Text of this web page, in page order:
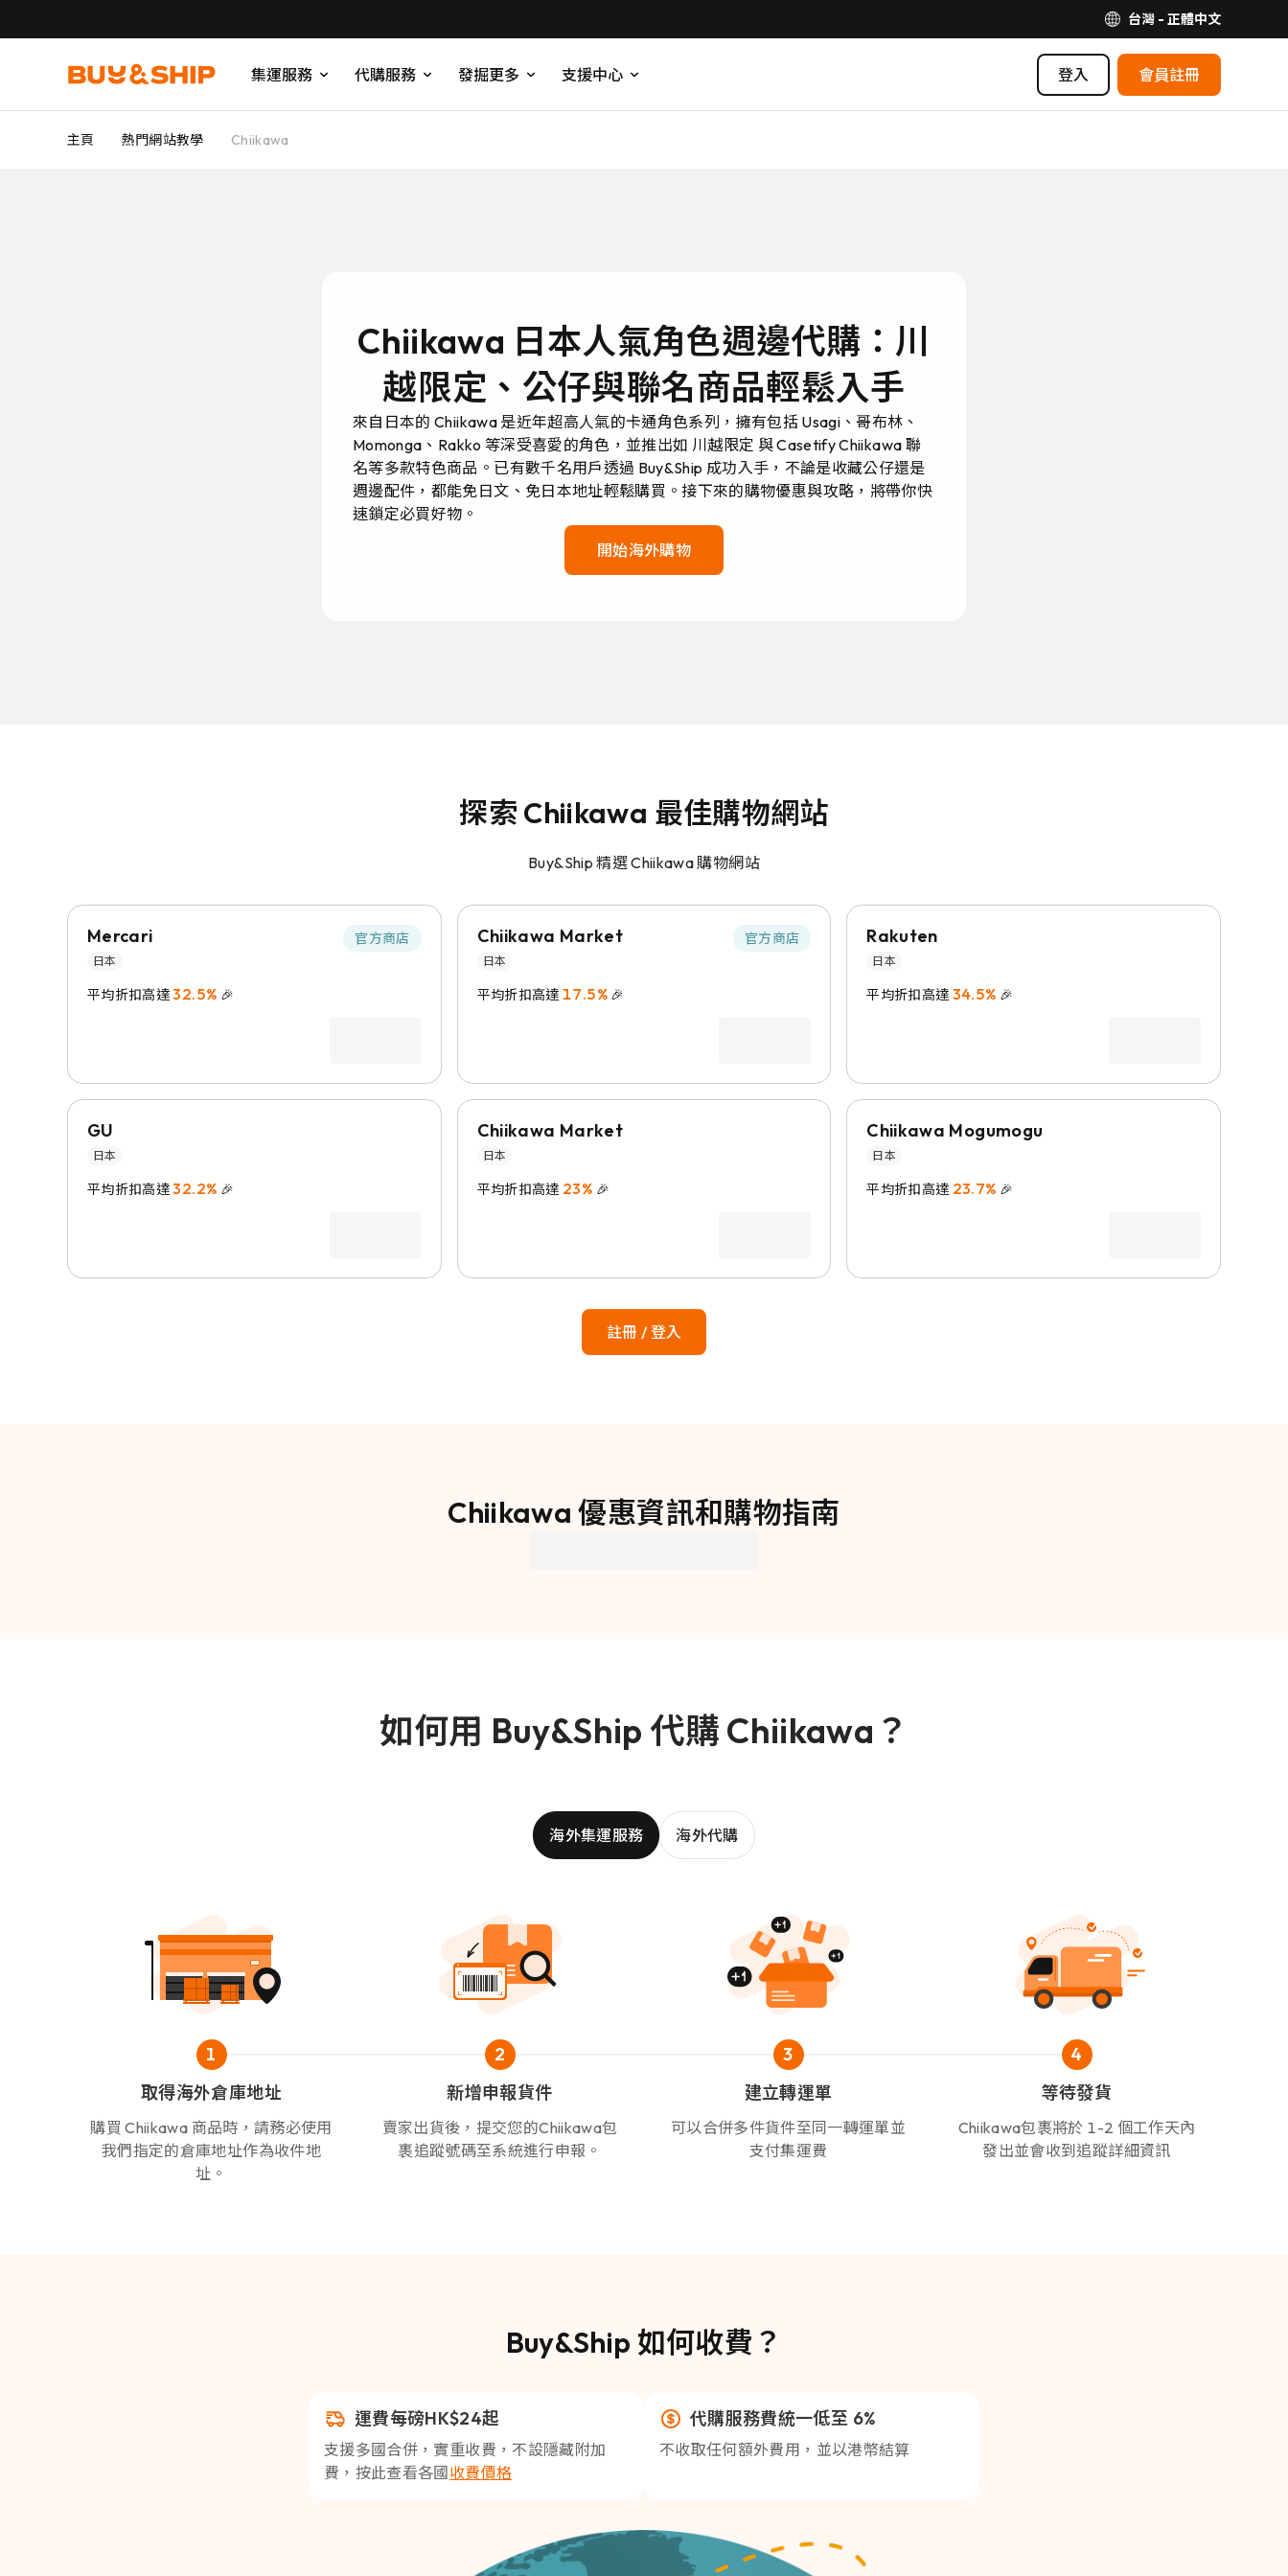
台灣 - 正體中文
集運服務 代購服務 發掘更多 支援中心 登入 會員註冊
主頁 熱門網站教學 Chiikawa
Chiikawa 日本人氣角色週邊代購：川
越限定、公仔與聯名商品輕鬆入手
來自日本的 Chiikawa 是近年超高人氣的卡通角色系列，擁有包括 Usagi、哥布林、
Momonga、Rakko 等深受喜愛的角色，並推出如 川越限定 與 Casetify Chiikawa 聯
名等多款特色商品。已有數千名用戶透過 Buy&Ship 成功入手，不論是收藏公仔還是
週邊配件，都能免日文、免日本地址輕鬆購買。接下來的購物優惠與攻略，將帶你快
速鎖定必買好物。
開始海外購物
探索 Chiikawa 最佳購物網站
Buy&Ship 精選 Chiikawa 購物網站
Mercari
日本
官方商店
平均折扣高達32.5% 🎉
Chiikawa Market
日本
官方商店
平均折扣高達 17.5%🎉
Rakuten
日本
平均折扣高達 34.5% 🎉
GU
日本
平均折扣高達32.2% 🎉
Chiikawa Market
日本
平均折扣高達 23% 🎉
Chiikawa Mogumogu
日本
平均折扣高達 23.7% 🎉
註冊 / 登入
Chiikawa 優惠資訊和購物指南
如何用 Buy&Ship 代購 Chiikawa？
海外集運服務 海外代購
1
取得海外倉庫地址
購買 Chiikawa 商品時，請務必使用
我們指定的倉庫地址作為收件地
址。
2
新增申報貨件
賣家出貨後，提交您的Chiikawa包
裹追蹤號碼至系統進行申報。
3
建立轉運單
可以合併多件貨件至同一轉運單並
支付集運費
4
等待發貨
Chiikawa包裹將於 1-2 個工作天內
發出並會收到追蹤詳細資訊
Buy&Ship 如何收費？
運費每磅HK$24起
支援多國合併，實重收費，不設隱藏附加
費，按此查看各國 收費價格
代購服務費統一低至 6%
不收取任何額外費用，並以港幣結算